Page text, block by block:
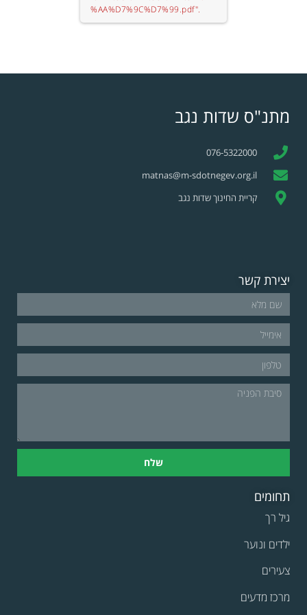
%AA%D7%9C%D7%99.pdf".
מתנ"ס שדות נגב
076-5322000
matnas@m-sdotnegev.org.il
קריית החינוך שדות נגב
יצירת קשר
שלח
תחומים
גיל רך
ילדים ונוער
צעירים
מרכז מדעים